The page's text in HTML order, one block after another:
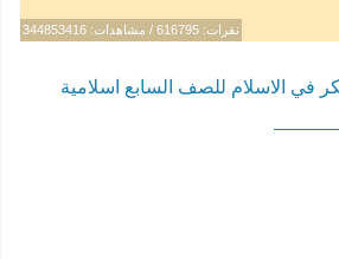
نقرات: 616795 / مشاهدات: 344853416
في الاسلام للصف السابع اسلامية